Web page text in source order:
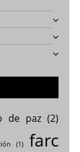
de paz(2)
(1)
farc